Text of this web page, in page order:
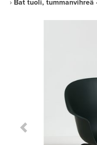
Bat tuoli, tummanvihreä
Previous Slide